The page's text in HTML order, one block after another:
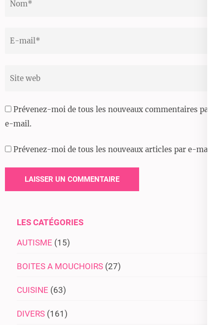
Prévenez-moi de tous les nouveaux commentaires par
e-mail.
Prévenez-moi de tous les nouveaux articles par e-mail.
LES CATÉGORIES
AUTISME (15)
BOITES A MOUCHOIRS (27)
CUISINE (63)
DIVERS (161)